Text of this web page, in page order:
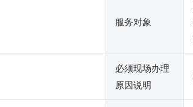
服务对象
必须现场办理
原因说明